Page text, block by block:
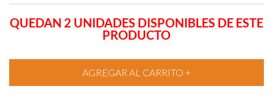
QUEDAN 2 UNIDADES DISPONIBLES DE ESTE
PRODUCTO